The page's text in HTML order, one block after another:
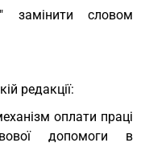
замінити словом
редакції:
оплати праці
допомоги в